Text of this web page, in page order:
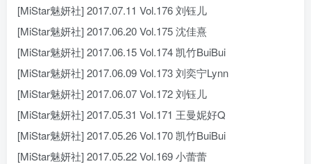
[MiStar魅妍社] 2017.07.11 Vol.176 刘钰儿
[MiStar魅妍社] 2017.06.20 Vol.175 沈佳熹
[MiStar魅妍社] 2017.06.15 Vol.174 凯竹BuiBui
[MiStar魅妍社] 2017.06.09 Vol.173 刘奕宁Lynn
[MiStar魅妍社] 2017.06.07 Vol.172 刘钰儿
[MiStar魅妍社] 2017.05.31 Vol.171 王曼妮好Q
[MiStar魅妍社] 2017.05.26 Vol.170 凯竹BuiBui
[MiStar魅妍社] 2017.05.22 Vol.169 小蕾蕾